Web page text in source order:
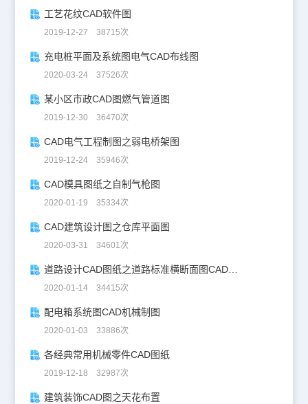
工艺花纹CAD软件图
2019-12-27 38715次
充电桩平面及系统图电气CAD布线图
2020-03-24 37526次
某小区市政CAD图燃气管道图
2019-12-30 36470次
CAD电气工程制图之弱电桥架图
2019-12-24 35946次
CAD模具图纸之自制气枪图
2020-01-19 35334次
CAD建筑设计图之仓库平面图
2020-03-31 34601次
道路设计CAD图纸之道路标准横断面图CAD图纸
2020-01-14 34415次
配电箱系统图CAD机械制图
2020-01-03 33886次
各经典常用机械零件CAD图纸
2019-12-18 32987次
建筑装饰CAD图之天花布置